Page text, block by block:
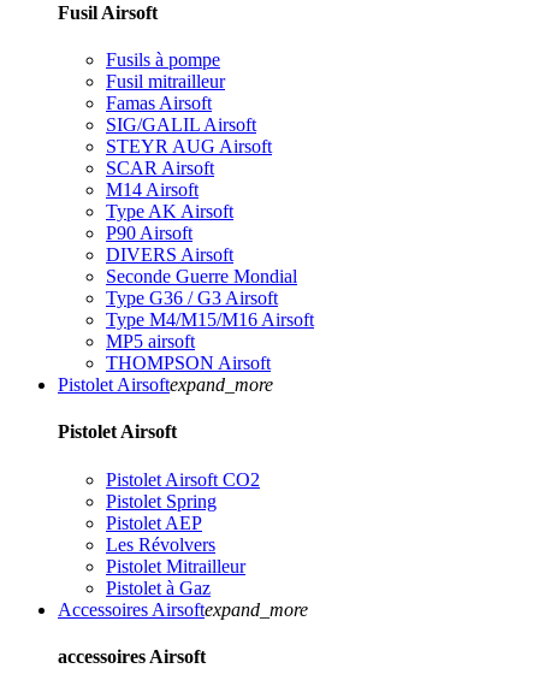
Fusil Airsoft
Fusils à pompe
Fusil mitrailleur
Famas Airsoft
SIG/GALIL Airsoft
STEYR AUG Airsoft
SCAR Airsoft
M14 Airsoft
Type AK Airsoft
P90 Airsoft
DIVERS Airsoft
Seconde Guerre Mondial
Type G36 / G3 Airsoft
Type M4/M15/M16 Airsoft
MP5 airsoft
THOMPSON Airsoft
Pistolet Airsoftexpand_more
Pistolet Airsoft
Pistolet Airsoft CO2
Pistolet Spring
Pistolet AEP
Les Révolvers
Pistolet Mitrailleur
Pistolet à Gaz
Accessoires Airsoftexpand_more
accessoires Airsoft